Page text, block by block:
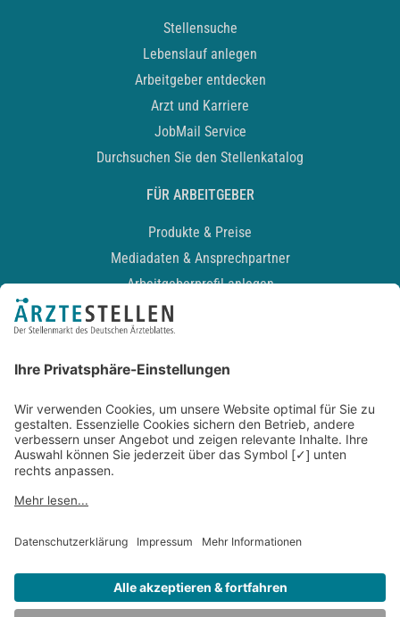
Stellensuche
Lebenslauf anlegen
Arbeitgeber entdecken
Arzt und Karriere
JobMail Service
Durchsuchen Sie den Stellenkatalog
FÜR ARBEITGEBER
Produkte & Preise
Mediadaten & Ansprechpartner
Arbeitgeberprofil anlegen
Recruiting-Podcast
Kontakt
Datenschutz
Newsletter